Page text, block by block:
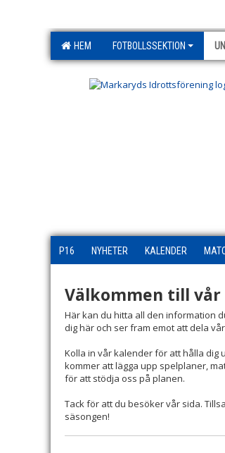
HEM FOTBOLLSSEKTION
P16 NYHETER KALENDER
Välkommen till vår
Här kan du hitta all den information
dig här och ser fram emot att dela
Kolla in vår kalender för att hålla dig
kommer att lägga upp spelplaner,
för att stödja oss på planen.
Tack för att du besöker vår sida.
säsongen!